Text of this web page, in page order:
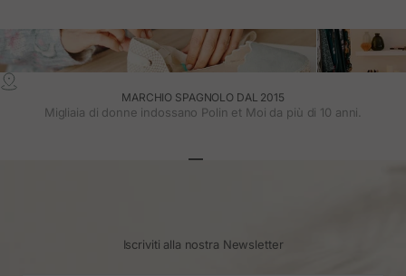
MARCHIO SPAGNOLO DAL 2015
Migliaia di donne indossano Polin et Moi da più di 10 anni.
Iscriviti alla nostra Newsletter